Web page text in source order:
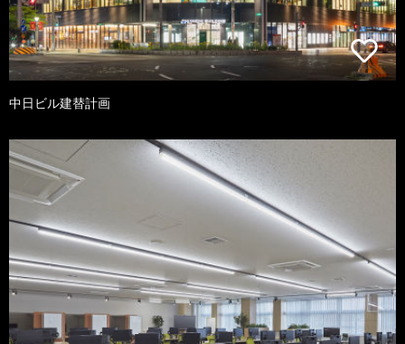
中日ビル建替計画